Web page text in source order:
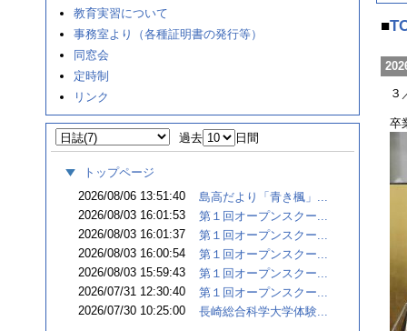
教育実習について
事務室より（各種証明書の発行等）
同窓会
定時制
リンク
過去 日間
トップページ
2026/08/06 13:51:40
島高だより「青き楓」...
2026/08/03 16:01:53
第１回オープンスクー...
2026/08/03 16:01:37
第１回オープンスクー...
2026/08/03 16:00:54
第１回オープンスクー...
2026/08/03 15:59:43
第１回オープンスクー...
2026/07/31 12:30:40
第１回オープンスクー...
2026/07/30 10:25:00
長崎総合科学大学体験...
■
３
卒